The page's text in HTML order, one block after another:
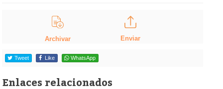
Archivar Enviar
Tweet Like WhatsApp
Enlaces relacionados